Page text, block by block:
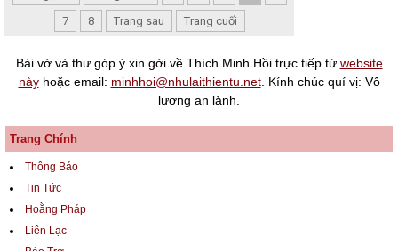
7
8 Trang sau Trang cuối
Bài vở và thư góp ý xin gởi về Thích Minh Hồi trực tiếp từ website
nàyhoặc email: minhhoi@nhulaithientu.net. Kính chúc quí vị: Vô
lượng an lành.
Trang Chính
Thông Báo
Tin Tức
Hoằng Pháp
Liên Lạc